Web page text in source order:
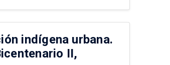
indígena urbana.
II,